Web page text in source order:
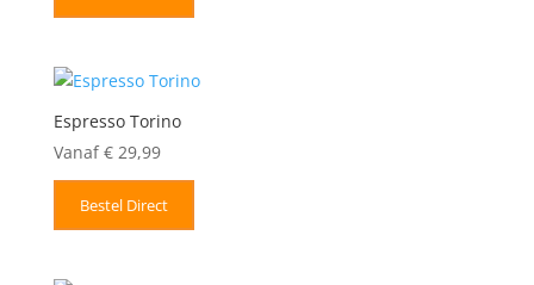
Espresso Torino
Vanaf €29,99
Bestel Direct